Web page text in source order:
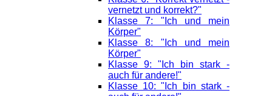
vernetzt und korrekt?"
Klasse 7: "Ich und mein
Körper"
Klasse 8: "Ich und mein
Körper"
Klasse 9: "Ich bin stark -
auch für andere!"
Klasse 10: "Ich bin stark -